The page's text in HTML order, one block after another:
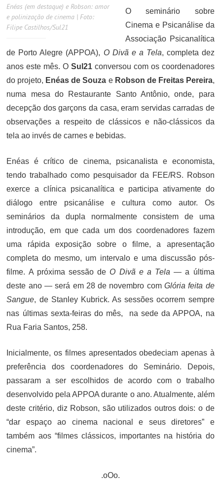
Enéas (em destaque) e Robson: amor
e polinização de cinema | Foto:
Filipe Castilhos/Sul21
O seminário sobre
Cinema e Psicanálise da
Associação Psicanalítica
de Porto Alegre (APPOA), O Divã e a Tela, completa dez
anos este mês. O Sul21 conversou com os coordenadores
do projeto, Enéas de Souza e Robson de Freitas Pereira,
numa mesa do Restaurante Santo Antônio, onde, para
decepção dos garçons da casa, eram servidas carradas de
observações a respeito de clássicos e não-clássicos da
tela ao invés de carnes e bebidas.
Enéas é crítico de cinema, psicanalista e economista,
tendo trabalhado como pesquisador da FEE/RS. Robson
exerce a clínica psicanalítica e participa ativamente do
diálogo entre psicanálise e cultura como autor. Os
seminários da dupla normalmente consistem de uma
introdução, em que cada um dos coordenadores fazem
uma rápida exposição sobre o filme, a apresentação
completa do mesmo, um intervalo e uma discussão pós-
filme. A próxima sessão de O Divã e a Tela — a última
deste ano — será em 28 de novembro com Glória feita de
Sangue, de Stanley Kubrick. As sessões ocorrem sempre
nas últimas sexta-feiras do mês, na sede da APPOA, na
Rua Faria Santos, 258.
Inicialmente, os filmes apresentados obedeciam apenas à
preferência dos coordenadores do Seminário. Depois,
passaram a ser escolhidos de acordo com o trabalho
desenvolvido pela APPOA durante o ano. Atualmente, além
deste critério, diz Robson, são utilizados outros dois: o de
“dar espaço ao cinema nacional e seus diretores” e
também aos “filmes clássicos, importantes na história do
cinema”.
.oOo.